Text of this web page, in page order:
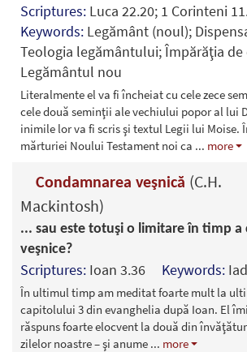
Scriptures: Luca 22.20; 1 Corinteni
Keywords: Legământ (noul);
Teologia legământului; Împărăţia de
Legământul nou
Literalmente el va fi încheiat cu cele zece
cele două seminţii ale vechiului popor al lui
inimile lor va fi scris şi textul Legii lui Moise.
mărturiei Noului Testament noi ca ... more
Condamnarea veşnică (C.H.
Mackintosh)
... sau este totuşi o limitare în timp
veşnice?
Scriptures: Ioan 3.36 Keywords: Iad
În ultimul timp am meditat foarte mult la
capitolului 3 din evanghelia după Ioan. El
răspuns foarte elocvent la două din
zilelor noastre – şi anume ... more